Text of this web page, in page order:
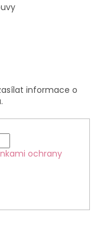
informace o
ochrany